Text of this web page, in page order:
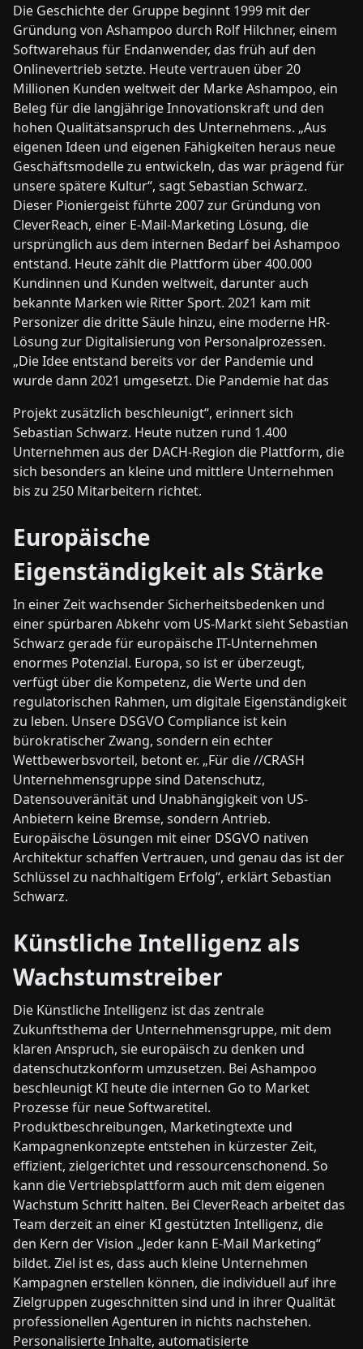
Die Geschichte der Gruppe beginnt 1999 mit der
Gründung von Ashampoo durch Rolf Hilchner, einem
Softwarehaus für Endanwender, das früh auf den
Onlinevertrieb setzte. Heute vertrauen über 20
Millionen Kunden weltweit der Marke Ashampoo, ein
Beleg für die langjährige Innovationskraft und den
hohen Qualitätsanspruch des Unternehmens. „Aus
eigenen Ideen und eigenen Fähigkeiten heraus neue
Geschäftsmodelle zu entwickeln, das war prägend für
unsere spätere Kultur“, sagt Sebastian Schwarz.
Dieser Pioniergeist führte 2007 zur Gründung von
CleverReach, einer E-Mail-Marketing Lösung, die
ursprünglich aus dem internen Bedarf bei Ashampoo
entstand. Heute zählt die Plattform über 400.000
Kundinnen und Kunden weltweit, darunter auch
bekannte Marken wie Ritter Sport. 2021 kam mit
Personizer die dritte Säule hinzu, eine moderne HR-
Lösung zur Digitalisierung von Personalprozessen.
„Die Idee entstand bereits vor der Pandemie und
wurde dann 2021 umgesetzt. Die Pandemie hat das
Projekt zusätzlich beschleunigt“, erinnert sich
Sebastian Schwarz. Heute nutzen rund 1.400
Unternehmen aus der DACH-Region die Plattform, die
sich besonders an kleine und mittlere Unternehmen
bis zu 250 Mitarbeitern richtet.
Europäische
Eigenständigkeit als Stärke
In einer Zeit wachsender Sicherheitsbedenken und
einer spürbaren Abkehr vom US-Markt sieht Sebastian
Schwarz gerade für europäische IT-Unternehmen
enormes Potenzial. Europa, so ist er überzeugt,
verfügt über die Kompetenz, die Werte und den
regulatorischen Rahmen, um digitale Eigenständigkeit
zu leben. Unsere DSGVO Compliance ist kein
bürokratischer Zwang, sondern ein echter
Wettbewerbsvorteil, betont er. „Für die //CRASH
Unternehmensgruppe sind Datenschutz,
Datensouveränität und Unabhängigkeit von US-
Anbietern keine Bremse, sondern Antrieb.
Europäische Lösungen mit einer DSGVO nativen
Architektur schaffen Vertrauen, und genau das ist der
Schlüssel zu nachhaltigem Erfolg“, erklärt Sebastian
Schwarz.
Künstliche Intelligenz als
Wachstumstreiber
Die Künstliche Intelligenz ist das zentrale
Zukunftsthema der Unternehmensgruppe, mit dem
klaren Anspruch, sie europäisch zu denken und
datenschutzkonform umzusetzen. Bei Ashampoo
beschleunigt KI heute die internen Go to Market
Prozesse für neue Softwaretitel.
Produktbeschreibungen, Marketingtexte und
Kampagnenkonzepte entstehen in kürzester Zeit,
effizient, zielgerichtet und ressourcenschonend. So
kann die Vertriebsplattform auch mit dem eigenen
Wachstum Schritt halten. Bei CleverReach arbeitet das
Team derzeit an einer KI gestützten Intelligenz, die
den Kern der Vision „Jeder kann E-Mail Marketing“
bildet. Ziel ist es, dass auch kleine Unternehmen
Kampagnen erstellen können, die individuell auf ihre
Zielgruppen zugeschnitten sind und in ihrer Qualität
professionellen Agenturen in nichts nachstehen.
Personalisierte Inhalte, automatisierte